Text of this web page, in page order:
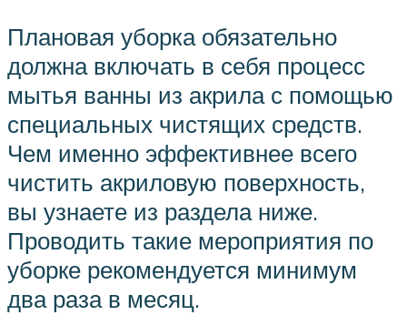
Плановая уборка обязательно
должна включать в себя процесс
мытья ванны из акрила с помощью
специальных чистящих средств.
Чем именно эффективнее всего
чистить акриловую поверхность,
вы узнаете из раздела ниже.
Проводить такие мероприятия по
уборке рекомендуется минимум
два раза в месяц.